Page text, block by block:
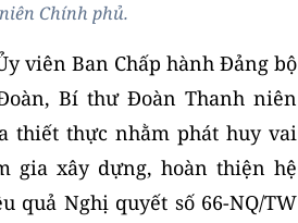
Chính phủ.
viên Ban Chấp hành Đảng bộ
Bí thư Đoàn Thanh niên
thiết thực nhằm phát huy vai
gia xây dựng, hoàn thiện hệ
quả Nghị quyết số 66-NQ/TW